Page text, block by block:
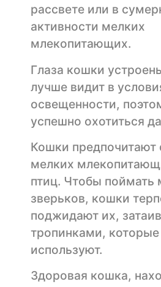
рассвете или в
активности мелких
млекопитающих.
Глаза кошки
лучше видит в
освещенности,
успешно охотиться
Кошки предпочитают
мелких
птиц. Чтобы поймать
зверьков, кошки
поджидают их,
тропинками, которые
используют.
Здоровая кошка,